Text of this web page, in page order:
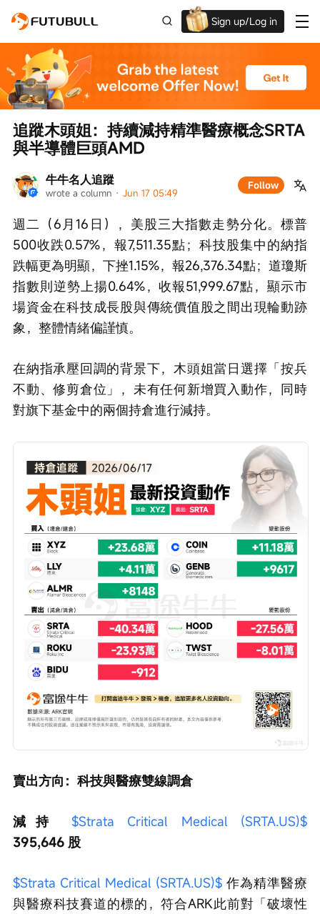
Sign up/Log in
牛牛名人追蹤
wrote a column · Jun 17 05:49
Follow
追蹤木頭姐：持續減持精準醫療概念SRTA
與半導體巨頭AMD
週二（6月16日），美股三大指數走勢分化。標普
500收跌0.57%，報7,511.35點；科技股集中的納指
跌幅更為明顯，下挫1.15%，報26,376.34點；道瓊斯
指數則逆勢上揚0.64%，收報51,999.67點，顯示市
場資金在科技成長股與傳統價值股之間出現輪動跡
象，整體情緒偏謹慎。
在納指承壓回調的背景下，木頭姐當日選擇「按兵
不動、修剪倉位」，未有任何新增買入動作，同時
對旗下基金中的兩個持倉進行減持。
賣出方向：科技與醫療雙線調倉
減持 $Strata Critical Medical (SRTA.US)$
395,646 股
$Strata Critical Medical (SRTA.US)$ 作為精準醫療
與醫療科技賽道的標的，符合ARK此前對「破壞性